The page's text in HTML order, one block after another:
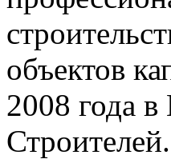
объектов
2008 года
Строителей.